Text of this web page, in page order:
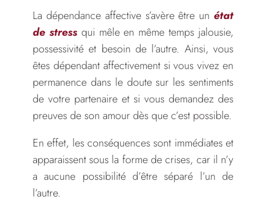
La dépendance affective s’avère être unétat
de stressqui mêle en même temps jalousie,
possessivité et besoin de l’autre. Ainsi, vous
êtes dépendant affectivement si vous vivez en
permanence dans le doute sur les sentiments
de votre partenaire et si vous demandez des
preuves de son amour dès que c’est possible.
En effet, les conséquences sont immédiates et
apparaissent sous la forme de crises, car il n’y
a aucune possibilité d’être séparé l’un de
l’autre.